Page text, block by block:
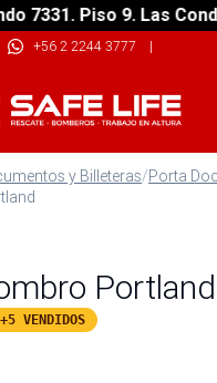
Piso 9. Las Condes
+56 2 2244 3777 |
y Billeteras/Porta
Portland
+5 VENDIDOS